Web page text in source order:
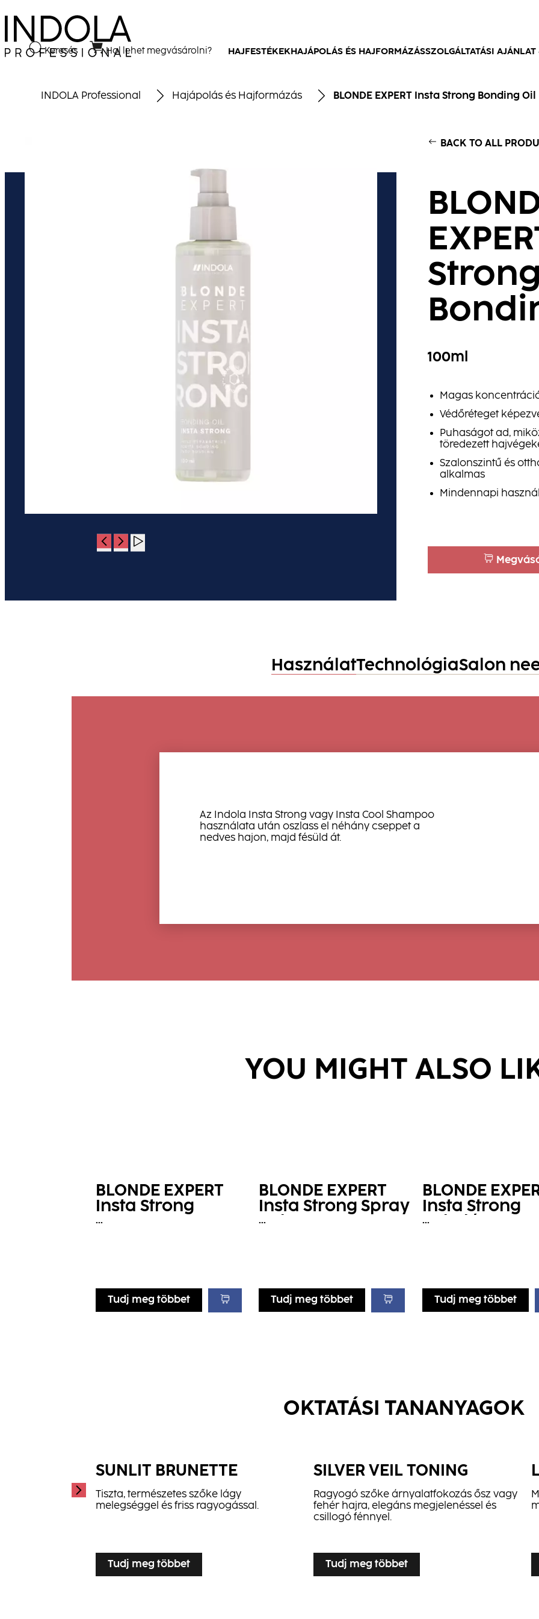
HAJFESTÉKEKHAJÁPOLÁS ÉS HAJFORMÁZÁSSZOLGÁLTATÁSI
Keresés Hol lehet megvásárolni?
INDOLA Professional Hajápolás és Hajformázás BLONDE EXPERT Insta Strong Bonding Oil​
BACK TO ALL
100ml
Magas
Védőréteget
Puhaságot ad,
töredezett
Szalonszintű és
alkalmas
Mindennapi
HasználatTechnológiaSalon
Az Indola Insta Strong vagy Insta Cool Shampoo
használata után oszlass el néhány cseppet a
nedves hajon, majd fésüld át.
YOU MIGHT ALSO
BLONDE EXPERT
Insta Strong
Sampon
...
Tudj meg többet
BLONDE EXPERT
Insta Strong Spray
Balzsam
...
Tudj meg többet
BLONDE
Insta Strong
Pakolás
...
Tudj meg többet
OKTATÁSI TANANYAGOK
SUNLIT BRUNETTE
Tiszta, természetes szőke lágy
melegséggel és friss ragyogással.
...
Tudj meg többet
SILVER VEIL TONING
Ragyogó szőke árnyalatfokozás ősz vagy
fehér hajra, elegáns megjelenéssel és
csillogó fénnyel.
...
Tudj meg többet
...